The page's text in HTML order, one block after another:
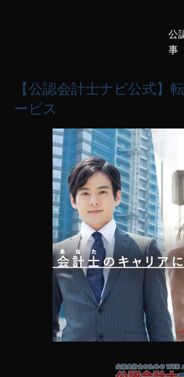
公
事
【公認会計士ナビ公式】
ービス